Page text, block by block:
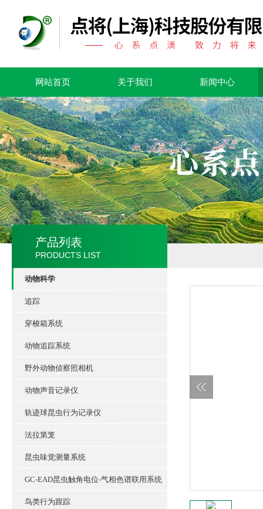
网站首页 关于我们 新闻中心
产品列表
PRODUCTS LIST
动物科学
追踪
穿梭箱系统
动物追踪系统
野外动物侦察照相机
动物声音记录仪
轨迹球昆虫行为记录仪
法拉第笼
昆虫味觉测量系统
GC-EAD昆虫触角电位-气相色谱联用系统
鸟类行为跟踪